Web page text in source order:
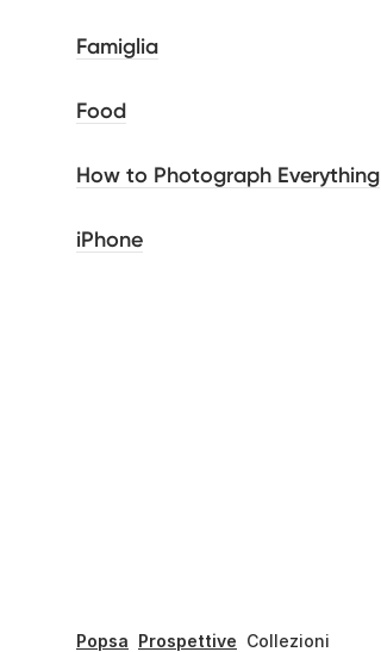
Famiglia
Food
How to Photograph Everything
iPhone
Popsa Prospettive Collezioni